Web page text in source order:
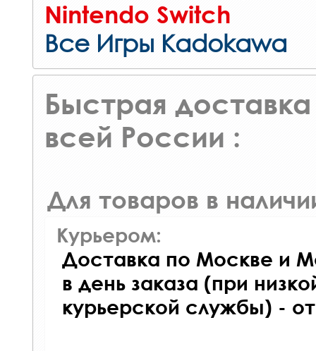
Nintendo Switch
Все Игры Kadokawa
Быстрая доставка
всей России :
Для товаров в
Курьером:
Доставка по Москве и
в день заказа (при
курьерской службы) -